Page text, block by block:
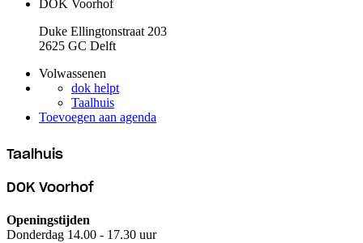
DOK Voorhof
Duke Ellingtonstraat 203
2625 GC Delft
Volwassenen
dok helpt
Taalhuis
Toevoegen aan agenda
Taalhuis
DOK Voorhof
Openingstijden
Donderdag 14.00 - 17.30 uur